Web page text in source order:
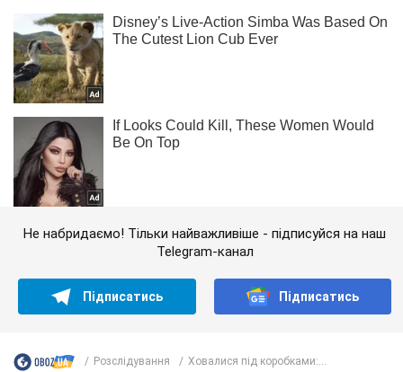
Не набридаємо! Тільки найважливіше - підписуйся на наш
Telegram-канал
Підписатись Підписатись
Розслідування Ховалися під коробками:...